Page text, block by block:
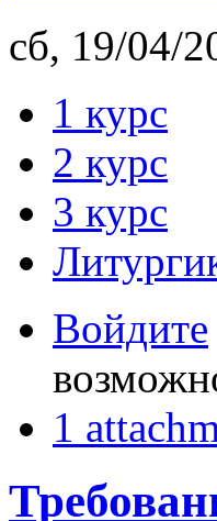
сб, 19/04/
1 курс
2 курс
3 курс
Войдите
1